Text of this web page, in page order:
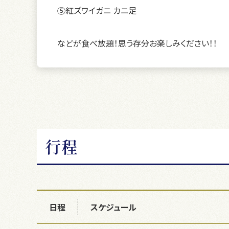
⑤紅ズワイガニ カニ足
などが食べ放題！思う存分お楽しみください！！
行程
日程 スケジュール